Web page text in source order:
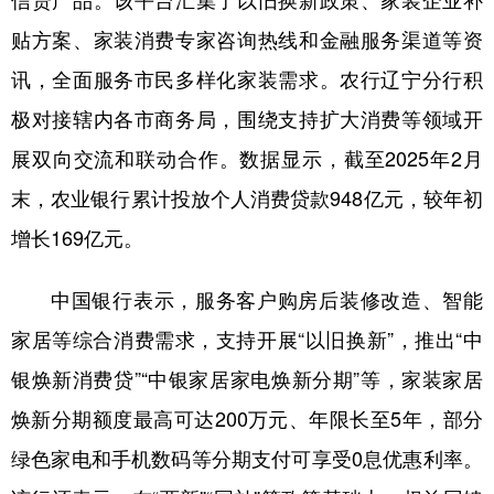
贴方案、家装消费专家咨询热线和金融服务渠道等资
讯，全面服务市民多样化家装需求。农行辽宁分行积
极对接辖内各市商务局，围绕支持扩大消费等领域开
展双向交流和联动合作。数据显示，截至2025年2月
末，农业银行累计投放个人消费贷款948亿元，较年初
增长169亿元。
中国银行表示，服务客户购房后装修改造、智能
家居等综合消费需求，支持开展“以旧换新”，推出“中
银焕新消费贷”“中银家居家电焕新分期”等，家装家居
焕新分期额度最高可达200万元、年限长至5年，部分
绿色家电和手机数码等分期支付可享受0息优惠利率。